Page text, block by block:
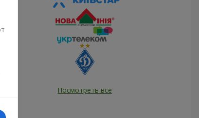
Посмотреть все